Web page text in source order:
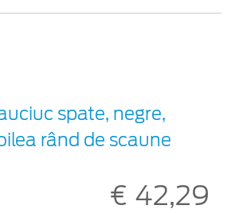
spate, negre,
rând de scaune
€ 42,29